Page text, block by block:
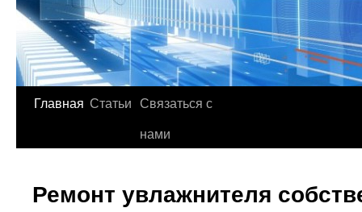
Главная Статьи Связаться с
нами
Ремонт увлажнителя